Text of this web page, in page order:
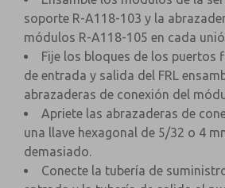
soporte R-A118-103 y la
módulos R-A118-105 en cada
Fije los bloques de los puertos
de entrada y salida del FRL
abrazaderas de conexión del
Apriete las abrazaderas de
una llave hexagonal de 5/32 o 4
demasiado.
Conecte la tubería de